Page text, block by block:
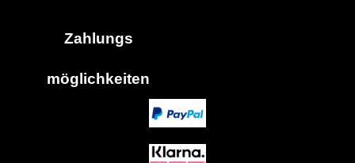
Zahlungs
möglich keiten